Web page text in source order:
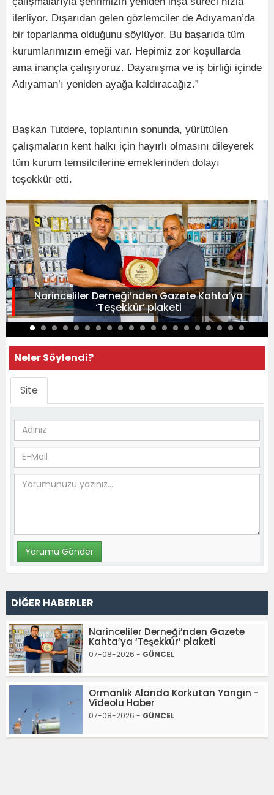
ilerliyor. Dışarıdan gelen gözlemciler de Adıyaman’da
bir toparlanma olduğunu söylüyor. Bu başarıda tüm
kurumlarımızın emeği var. Hepimiz zor koşullarda
ama inançla çalışıyoruz. Dayanışma ve iş birliği içinde
Adıyaman’ı yeniden ayağa kaldıracağız.”
Başkan Tutdere, toplantının sonunda, yürütülen
çalışmaların kent halkı için hayırlı olmasını dileyerek
tüm kurum temsilcilerine emeklerinden dolayı
teşekkür etti.
Narinceliler Derneği’nden Gazete Kahta’ya
‘Teşekkür’ plaketi
Neler Söylendi?
Site
DİĞER HABERLER
Narinceliler Derneği’nden Gazete
Kahta’ya ‘Teşekkür’ plaketi
07-08-2026 - GÜNCEL
Ormanlık Alanda Korkutan Yangın -
Videolu Haber
07-08-2026 - GÜNCEL